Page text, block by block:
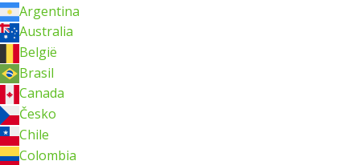
Argentina
Australia
België
Brasil
Canada
Česko
Chile
Colombia